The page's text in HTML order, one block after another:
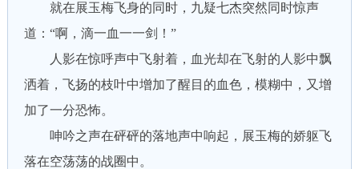
就在展玉梅飞身的同时，九疑七杰突然同时惊声
道：“啊，滴一血一一剑！”
人影在惊呼声中飞射着，血光却在飞射的人影中飘
洒着，飞扬的枝叶中增加了醒目的血色，模糊中，又增
加了一分恐怖。
呻吟之声在砰砰的落地声中响起，展玉梅的娇躯飞
落在空荡荡的战圈中。